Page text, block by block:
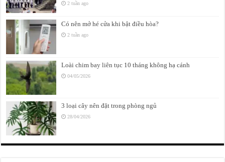
2 tuần ago
Có nên mở hé cửa khi bật điều hòa?
2 tuần ago
Loài chim bay liên tục 10 tháng không hạ cánh
04/05/2026
3 loại cây nên đặt trong phòng ngủ
28/04/2026